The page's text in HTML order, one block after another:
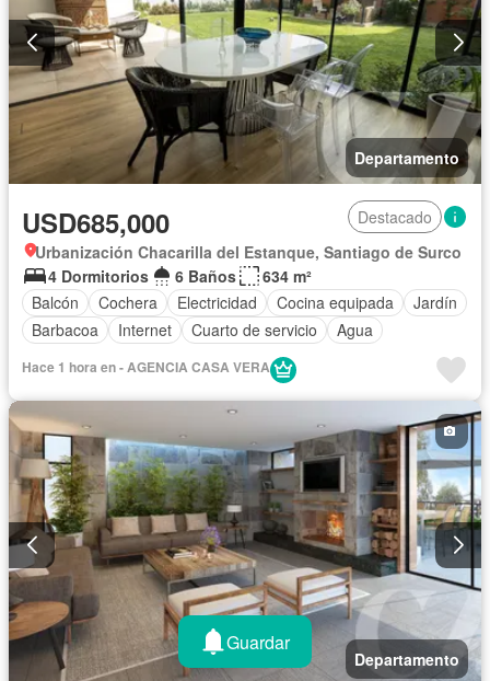
Departamento
USD685,000
Destacado
Urbanización Chacarilla del Estanque, Santiago de Surco
4 Dormitorios
6 Baños
634 m²
Balcón
Cochera Electricidad Cocina equipada
Jardín
Barbacoa
Internet Cuarto de servicio Agua
Hace 1 hora en - AGENCIA CASA VERA
Departamento
Guardar